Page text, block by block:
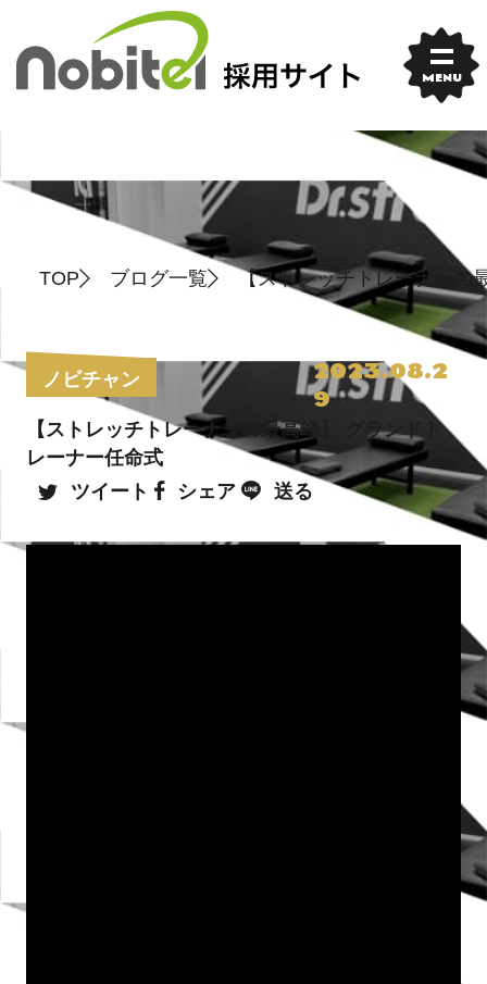
content
MENU
TOP ブログ一覧 【ストレッチトレーナーの
ノビチャン
【ストレッチトレーナーの最高峰】 グランドト
レーナー任命式
2023.08.2
9
ツイート シェア 送る